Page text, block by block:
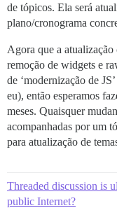
de tópicos. Ela será
plano/cronograma
Agora que a
remoção de widgets e
de ‘modernização de
eu), então esperamos
meses. Quaisquer
acompanhadas por um
para atualização de
Threaded discussion is
public Internet?